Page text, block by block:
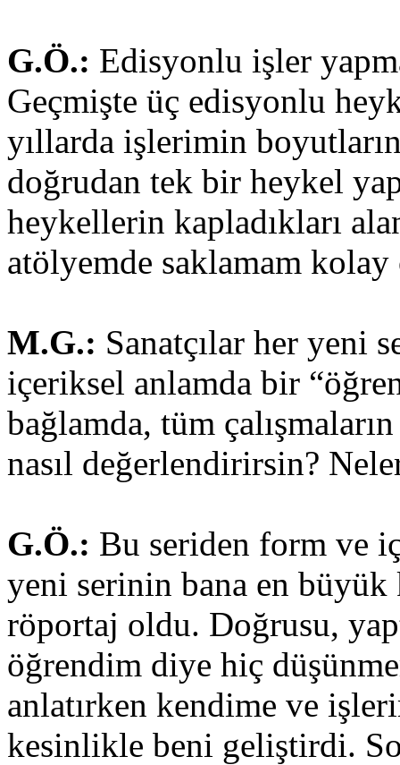
G.Ö.: Edisyonlu işler
Geçmişte üç edisyonlu
yıllarda işlerimin
doğrudan tek bir heykel
heykellerin kapladıkları
atölyemde saklamam
M.G.: Sanatçılar her yeni
içeriksel anlamda bir
bağlamda, tüm
nasıl değerlendirirsin?
G.Ö.: Bu seriden form ve
yeni serinin bana en büyük
röportaj oldu. Doğrusu,
öğrendim diye hiç
anlatırken kendime ve
kesinlikle beni geliştirdi.